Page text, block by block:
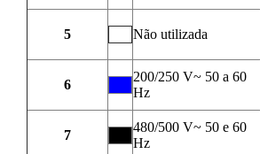
5 Não utilizada
6
200/250 V~ 50 a 60
Hz
7
480/500 V~ 50 e 60
Hz